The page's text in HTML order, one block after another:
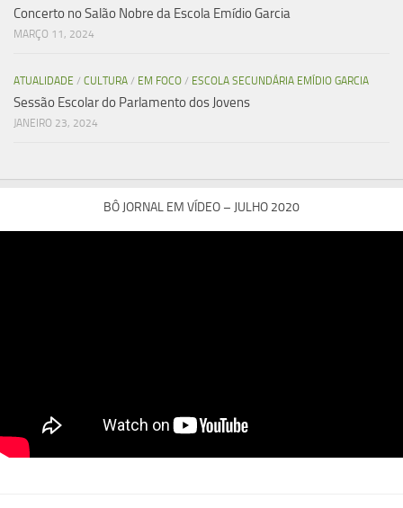
Concerto no Salão Nobre da Escola Emídio Garcia
MARÇO 11, 2024
ATUALIDADE / CULTURA / EM FOCO / ESCOLA SECUNDÁRIA EMÍDIO GARCIA
Sessão Escolar do Parlamento dos Jovens
JANEIRO 23, 2024
BÔ JORNAL EM VÍDEO – JULHO 2020